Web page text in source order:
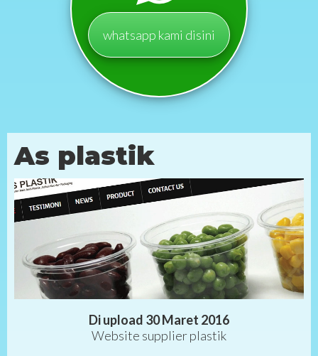
whatsapp kami disini
As plastik
Di upload 30 Maret 2016
Website supplier plastik